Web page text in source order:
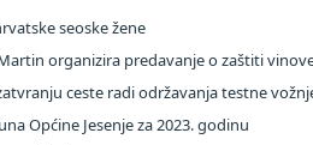
seoske žene
organizira predavanje o zaštiti
ceste radi održavanja testne
Općine Jesenje za 2023. godinu